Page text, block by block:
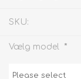
SKU:
Vælg model *